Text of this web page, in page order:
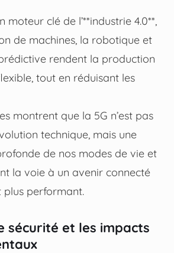
moteur clé de l’**industrie 4.0**,
de machines, la robotique et
rendent la production
tout en réduisant les
montrent que la 5G n’est pas
technique, mais une
de nos modes de vie et
la voie à un avenir connecté
plus performant.
sécurité et les impacts